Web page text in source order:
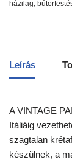
házilag,
Leírás
A VINTAGE
Itáliáig
szagtalan
készülnek, a